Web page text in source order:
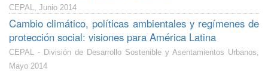
CEPAL, Junio 2014
Cambio climático, políticas ambientales y regímenes de
protección social: visiones para América Latina
CEPAL - División de Desarrollo Sostenible y Asentamientos Urbanos,
Mayo 2014